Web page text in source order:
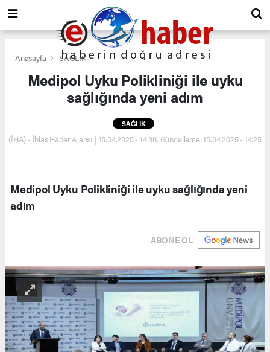
Anasayfa SAĞLIK
Medipol Uyku Polikliniği ile uyku
sağlığında yeni adım
SAĞLIK
(İHA) - İhlas Haber Ajansı | 15.04.2025 - 14:30, Güncelleme: 15.04.2025 - 14:25
Medipol Uyku Polikliniği ile uyku sağlığında yeni
adım
ABONE OL